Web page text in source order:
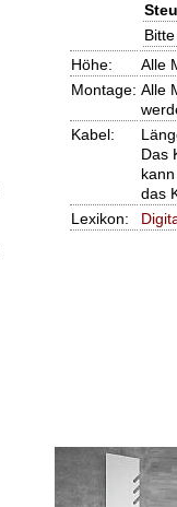
Höhe:
Alle
Montage: Alle
Kabel:
Das
das
Lexikon: